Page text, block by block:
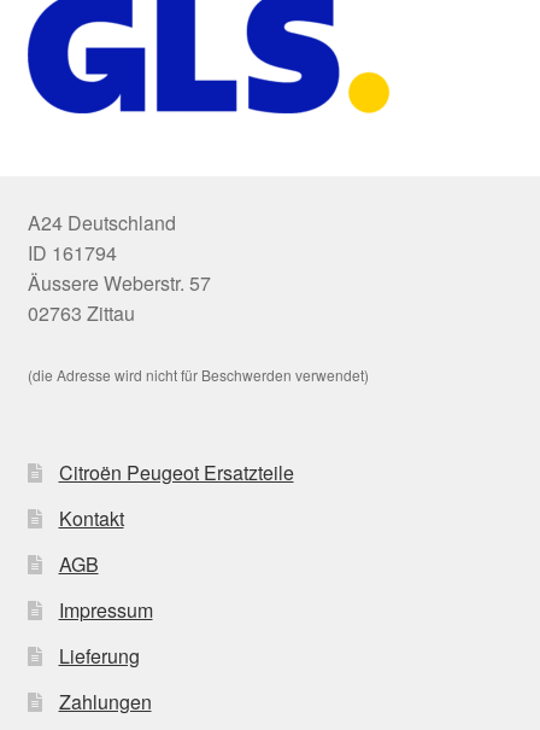
A24 Deutschland
ID 161794
Äussere Weberstr. 57
02763 Zittau
(die Adresse wird nicht für Beschwerden verwendet)
Citroën Peugeot Ersatzteile
Kontakt
AGB
Impressum
Lieferung
Zahlungen